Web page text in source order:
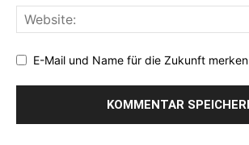
E-Mail und Name für die Zukunft merken